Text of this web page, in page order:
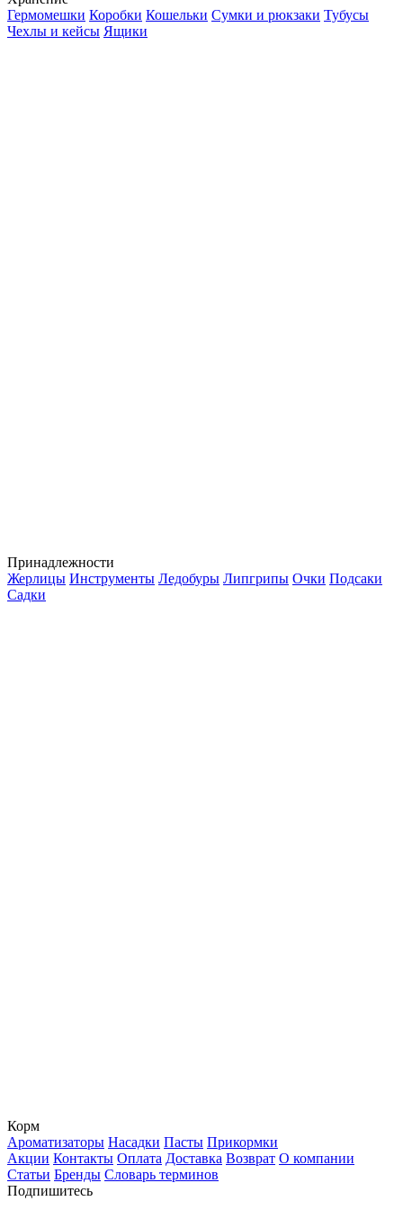
Гермомешки Коробки Кошельки Сумки и рюкзаки Тубусы
Чехлы и кейсы Ящики
Принадлежности
Жерлицы Инструменты Ледобуры Липгрипы Очки Подсаки
Садки
Корм
Ароматизаторы Насадки Пасты Прикормки
Акции Контакты Оплата Доставка Возврат О компании
Статьи Бренды Словарь терминов
Подпишитесь